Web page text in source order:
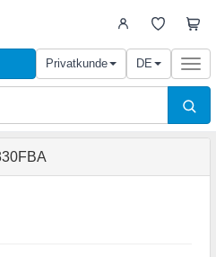
Privatkunde DE